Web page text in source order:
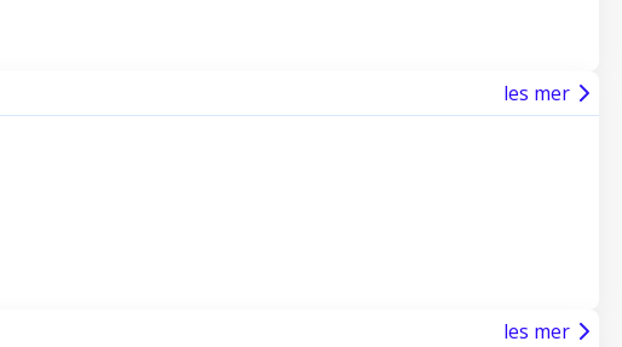
les mer
les mer